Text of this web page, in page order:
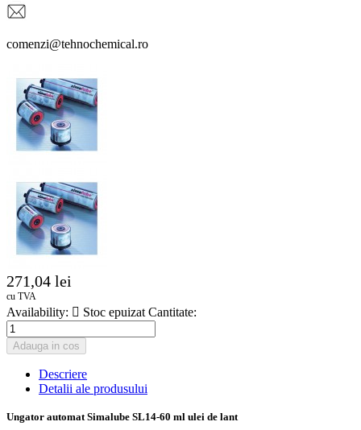
comenzi@tehnochemical.ro
271,04 lei
cu TVA
Availability:  Stoc epuizatCantitate:
Adauga in cos
Descriere
Detalii ale produsului
Ungator automat Simalube SL14-60 ml ulei de lant